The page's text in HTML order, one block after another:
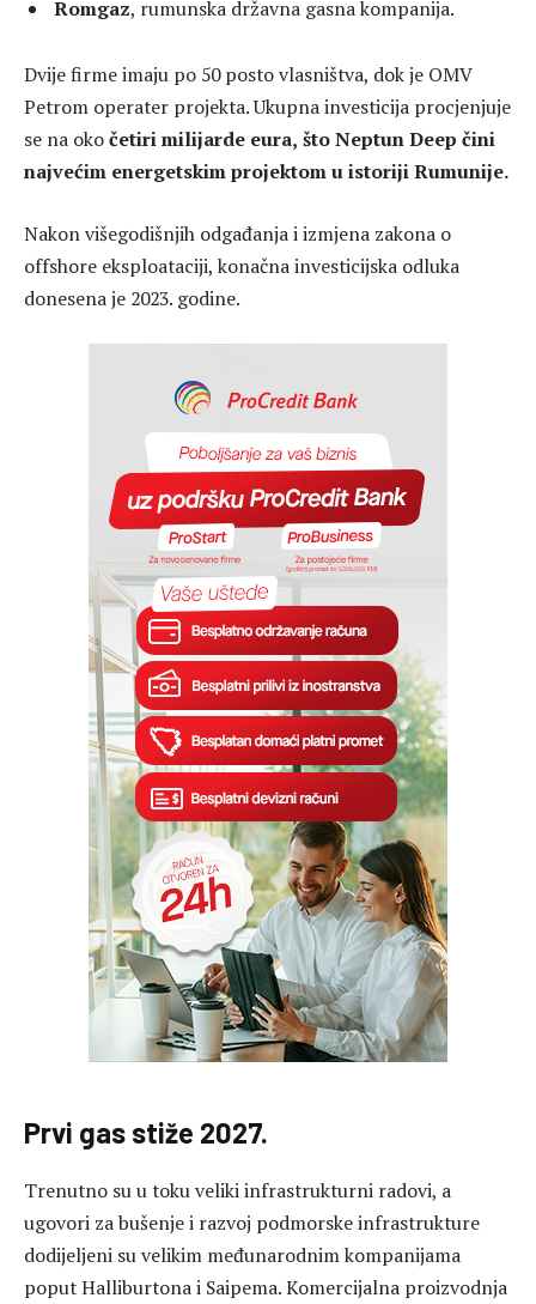
Romgaz, rumunska državna gasna kompanija.
Dvije firme imaju po 50 posto vlasništva, dok je OMV
Petrom operater projekta. Ukupna investicija procjenjuje
se na okočetiri milijarde eura, što Neptun Deep čini
najvećim energetskim projektom u istoriji Rumunije.
Nakon višegodišnjih odgađanja i izmjena zakona o
offshore eksploataciji, konačna investicijska odluka
donesena je 2023. godine.
Prvi gas stiže 2027.
Trenutno su u toku veliki infrastrukturni radovi, a
ugovori za bušenje i razvoj podmorske infrastrukture
dodijeljeni su velikim međunarodnim kompanijama
poput Halliburtona i Saipema. Komercijalna proizvodnja